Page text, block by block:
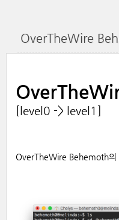
OverTheWire
[level0 -> level1]
OverTheWire Behemoth의